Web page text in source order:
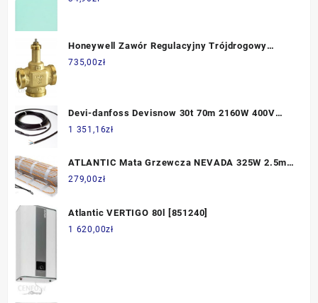
Honeywell Zawór Regulacyjny Trójdrogowy
V5833A2084
735,00zł
Devi-danfoss Devisnow 30t 70m 2160W 400V
89846056
1 351,16zł
ATLANTIC Mata Grzewcza NEVADA 325W 2.5m2
002 376
279,00zł
Atlantic VERTIGO 80l [851240]
1 620,00zł